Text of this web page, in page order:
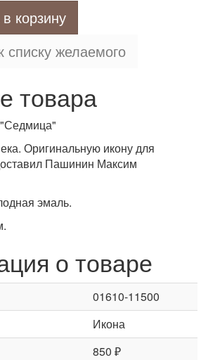
корзину
списку желаемого
товара
Оригинальную икону для
Пашинин Максим
эмаль.
о товаре
01610-11500
Икона
850 ₽